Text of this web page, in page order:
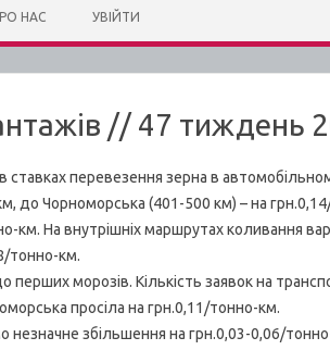
НАС УВІЙТИ
// 47 тиждень
перевезення зерна в
до Чорноморська (401-500 км) – на
км. На внутрішніх маршрутах коливання
тонно-км.
морозів. Кількість заявок на
просіла на грн.0,11/тонно-км.
збільшення на грн.0,03-0,06/